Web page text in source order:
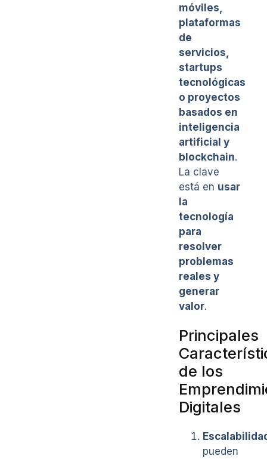
móviles,
plataformas
de
servicios,
startups
tecnológicas
o proyectos
basados en
inteligencia
artificial y
blockchain.
La clave
está en usar
la
tecnología
para
resolver
problemas
reales y
generar
valor.
Principales
de los
Digitales
pueden